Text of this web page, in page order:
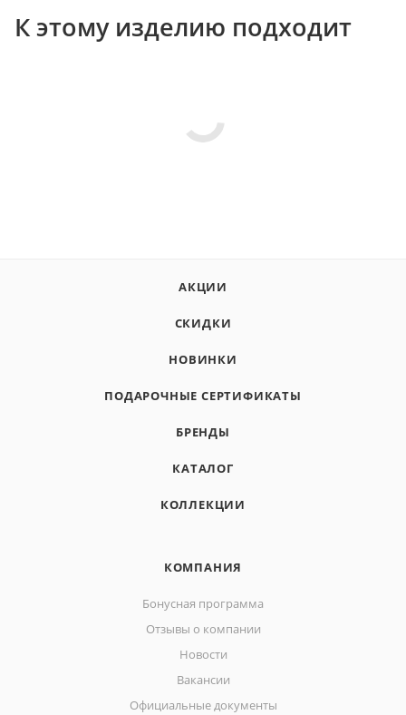
К этому изделию подходит
АКЦИИ
СКИДКИ
НОВИНКИ
ПОДАРОЧНЫЕ СЕРТИФИКАТЫ
БРЕНДЫ
КАТАЛОГ
КОЛЛЕКЦИИ
КОМПАНИЯ
Бонусная программа
Отзывы о компании
Новости
Вакансии
Официальные документы